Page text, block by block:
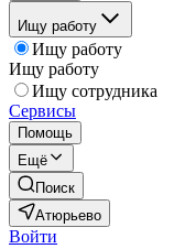
Ищу работу
Ищу работу
Ищу работу
Ищу сотрудника
Сервисы
Помощь
Ещё
Поиск
Атюрьево
Войти